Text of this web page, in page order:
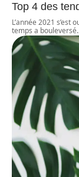
Top 4 des
L’année 2021
temps a bouleversé